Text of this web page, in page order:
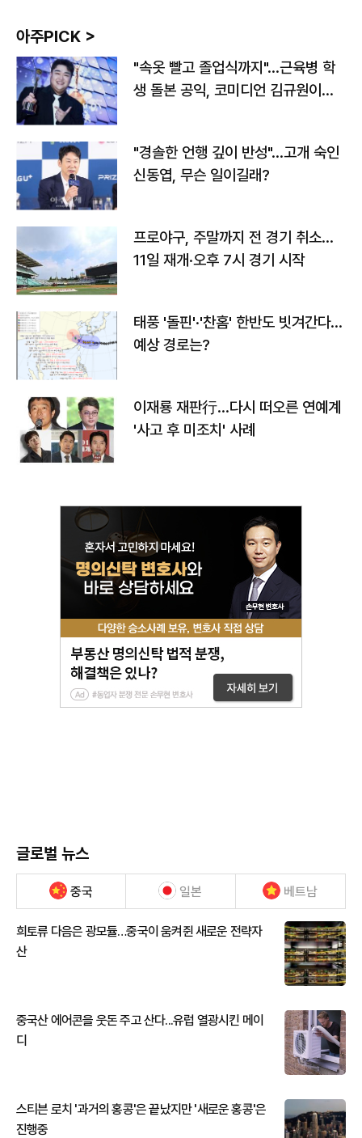
아주PICK >
"속옷 빨고 졸업식까지"…근육병 학
생 돌본 공익, 코미디언 김규원이었
"경솔한 언행 깊이 반성"…고개 숙인
신동엽, 무슨 일이길래?
프로야구, 주말까지 전 경기 취소…
11일 재개·오후 7시 경기 시작
태풍 '돌핀'·'찬홈' 한반도 빗겨간다…
예상 경로는?
이재룡 재판行…다시 떠오른 연예계
'사고 후 미조치' 사례
글로벌 뉴스
중국 일본 베트남
희토류 다음은 광모듈…중국이 움켜쥔 새로운 전략자
산
중국산 에어콘을 웃돈 주고 산다...유럽 열광시킨 메이
디
스티븐 로치 '과거의 홍콩'은 끝났지만 '새로운 홍콩'은
진행중